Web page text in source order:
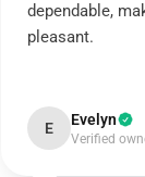
dependable,
pleasant.
E Evelyn
Verified